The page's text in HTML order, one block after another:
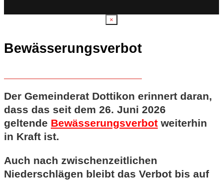
×
Bewässerungsverbot
Der Gemeinderat Dottikon erinnert daran,
dass das seit dem 26. Juni 2026
geltende Bewässerungsverbot weiterhin
in Kraft ist.
Auch nach zwischenzeitlichen
Niederschlägen bleibt das Verbot bis auf